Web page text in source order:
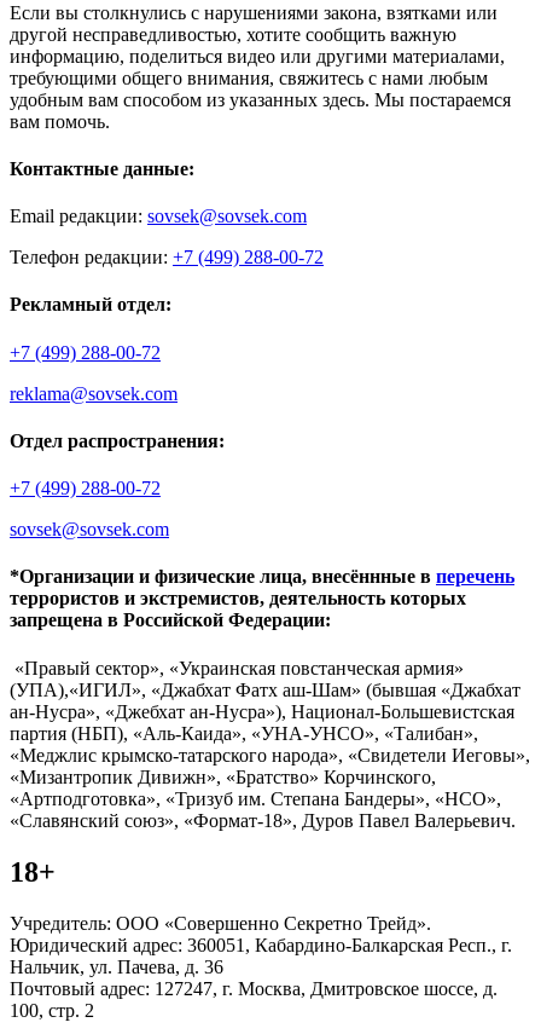
Если вы столкнулись с нарушениями закона, взятками или
другой несправедливостью, хотите сообщить важную
информацию, поделиться видео или другими материалами,
требующими общего внимания, свяжитесь с нами любым
удобным вам способом из указанных здесь. Мы постараемся
вам помочь.
Контактные данные:
Email редакции: sovsek@sovsek.com
Телефон редакции: +7 (499) 288-00-72
Рекламный отдел:
+7 (499) 288-00-72
reklama@sovsek.com
Отдел распространения:
+7 (499) 288-00-72
sovsek@sovsek.com
*Организации и физические лица, внесённные в перечень
террористов и экстремистов, деятельность которых
запрещена в Российской Федерации:
«Правый сектор», «Украинская повстанческая армия»
(УПА),«ИГИЛ», «Джабхат Фатх аш-Шам» (бывшая «Джабхат
ан-Нусра», «Джебхат ан-Нусра»), Национал-Большевистская
партия (НБП), «Аль-Каида», «УНА-УНСО», «Талибан»,
«Меджлис крымско-татарского народа», «Свидетели Иеговы»,
«Мизантропик Дивижн», «Братство» Корчинского,
«Артподготовка», «Тризуб им. Степана Бандеры», «НСО»,
«Славянский союз», «Формат-18», Дуров Павел Валерьевич.
18+
Учредитель: ООО «Совершенно Секретно Трейд».
Юридический адрес: 360051, Кабардино-Балкарская Респ., г.
Нальчик, ул. Пачева, д. 36
Почтовый адрес: 127247, г. Москва, Дмитровское шоссе, д.
100, стр. 2